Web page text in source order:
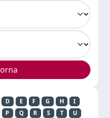
D E F G H
I
P Q R S T
U